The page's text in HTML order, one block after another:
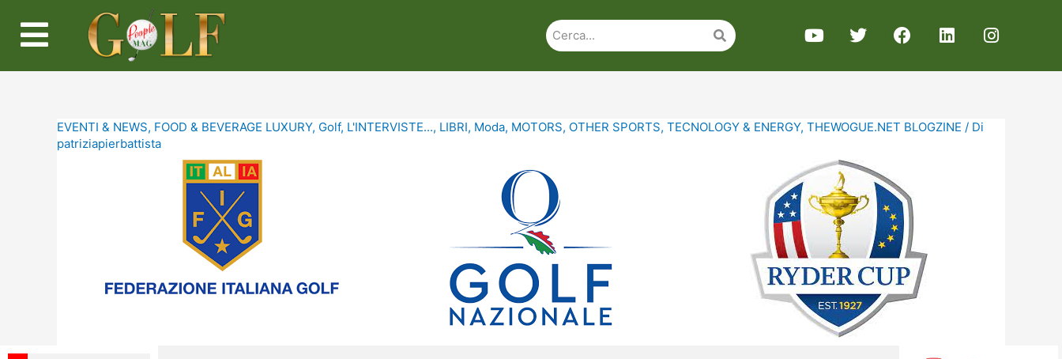
EVENTI & NEWS, FOOD & BEVERAGE LUXURY, Golf, L'INTERVISTE..., LIBRI, Moda, MOTORS, OTHER SPORTS, TECNOLOGY & ENERGY, THEWOGUE.NET BLOGZINE / Di
patriziapierbattista